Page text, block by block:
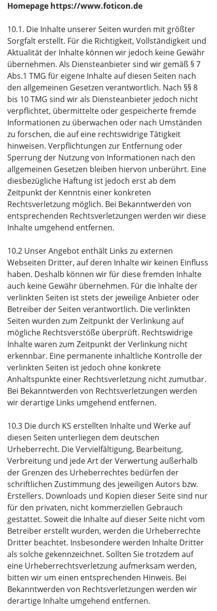
Homepage https://www.foticon.de
10.1. Die Inhalte unserer Seiten wurden mit größter
Sorgfalt erstellt. Für die Richtigkeit, Vollständigkeit und
Aktualität der Inhalte können wir jedoch keine Gewähr
übernehmen. Als Diensteanbieter sind wir gemäß § 7
Abs.1 TMG für eigene Inhalte auf diesen Seiten nach
den allgemeinen Gesetzen verantwortlich. Nach §§ 8
bis 10 TMG sind wir als Diensteanbieter jedoch nicht
verpflichtet, übermittelte oder gespeicherte fremde
Informationen zu überwachen oder nach Umständen
zu forschen, die auf eine rechtswidrige Tätigkeit
hinweisen. Verpflichtungen zur Entfernung oder
Sperrung der Nutzung von Informationen nach den
allgemeinen Gesetzen bleiben hiervon unberührt. Eine
diesbezügliche Haftung ist jedoch erst ab dem
Zeitpunkt der Kenntnis einer konkreten
Rechtsverletzung möglich. Bei Bekanntwerden von
entsprechenden Rechtsverletzungen werden wir diese
Inhalte umgehend entfernen.
10.2 Unser Angebot enthält Links zu externen
Webseiten Dritter, auf deren Inhalte wir keinen Einfluss
haben. Deshalb können wir für diese fremden Inhalte
auch keine Gewähr übernehmen. Für die Inhalte der
verlinkten Seiten ist stets der jeweilige Anbieter oder
Betreiber der Seiten verantwortlich. Die verlinkten
Seiten wurden zum Zeitpunkt der Verlinkung auf
mögliche Rechtsverstöße überprüft. Rechtswidrige
Inhalte waren zum Zeitpunkt der Verlinkung nicht
erkennbar. Eine permanente inhaltliche Kontrolle der
verlinkten Seiten ist jedoch ohne konkrete
Anhaltspunkte einer Rechtsverletzung nicht zumutbar.
Bei Bekanntwerden von Rechtsverletzungen werden
wir derartige Links umgehend entfernen.
10.3 Die durch KS erstellten Inhalte und Werke auf
diesen Seiten unterliegen dem deutschen
Urheberrecht. Die Vervielfältigung, Bearbeitung,
Verbreitung und jede Art der Verwertung außerhalb
der Grenzen des Urheberrechtes bedürfen der
schriftlichen Zustimmung des jeweiligen Autors bzw.
Erstellers. Downloads und Kopien dieser Seite sind nur
für den privaten, nicht kommerziellen Gebrauch
gestattet. Soweit die Inhalte auf dieser Seite nicht vom
Betreiber erstellt wurden, werden die Urheberrechte
Dritter beachtet. Insbesondere werden Inhalte Dritter
als solche gekennzeichnet. Sollten Sie trotzdem auf
eine Urheberrechtsverletzung aufmerksam werden,
bitten wir um einen entsprechenden Hinweis. Bei
Bekanntwerden von Rechtsverletzungen werden wir
derartige Inhalte umgehend entfernen.